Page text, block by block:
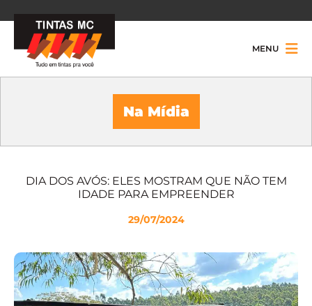
MENU
Na Mídia
DIA DOS AVÓS: ELES MOSTRAM QUE NÃO TEM
IDADE PARA EMPREENDER
29/07/2024